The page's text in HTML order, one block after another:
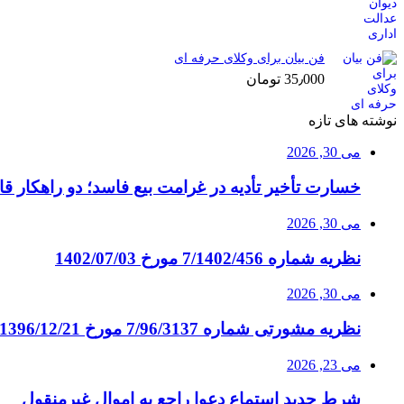
فن بیان برای وکلای حرفه ای
35٫000 تومان
نوشته های تازه
می 30, 2026
خسارت تأخیر تأدیه در غرامت بیع فاسد؛ دو راهکار
می 30, 2026
نظریه شماره 7/1402/456 مورخ 1402/07/03
می 30, 2026
نظریه مشورتی شماره 7/96/3137 مورخ 1396/12/21
می 23, 2026
شرط جدید استماع دعوا راجع به اموال غیرمنقول